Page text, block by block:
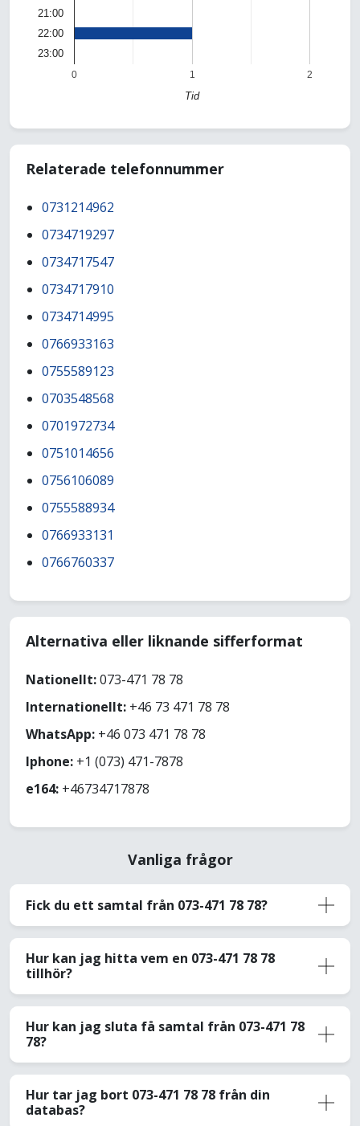
0 1 2
21:00
22:00
23:00
Tid
Relaterade telefonnummer
0731214962
0734719297
0734717547
0734717910
0734714995
0766933163
0755589123
0703548568
0701972734
0751014656
0756106089
0755588934
0766933131
0766760337
Alternativa eller liknande sifferformat
Nationellt:073-471 78 78
Internationellt: +46 73 471 78 78
WhatsApp: +46 073 471 78 78
Iphone: +1 (073) 471-7878
e164: +46734717878
Vanliga frågor
Fick du ett samtal från 073-471 78 78?
Hur kan jag hitta vem en 073-471 78 78
tillhör?
Hur kan jag sluta få samtal från 073-471 78
78?
Hur tar jag bort 073-471 78 78 från din
databas?